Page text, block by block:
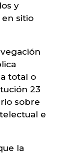
y
sitio
total o
23
sobre
e
la